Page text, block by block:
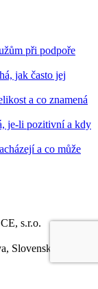
při podpoře
jak často jej
a co znamená
je-li pozitivní a kdy
a co může
s.r.o.
Slovensko